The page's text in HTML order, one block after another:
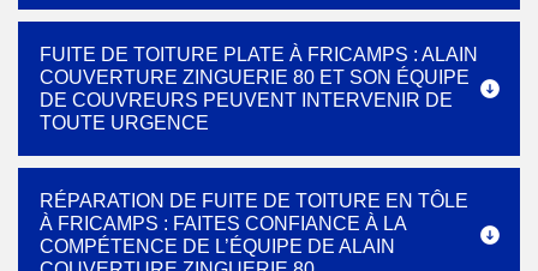
FUITE DE TOITURE PLATE À FRICAMPS : ALAIN
COUVERTURE ZINGUERIE 80 ET SON ÉQUIPE
DE COUVREURS PEUVENT INTERVENIR DE
TOUTE URGENCE
RÉPARATION DE FUITE DE TOITURE EN TÔLE
À FRICAMPS : FAITES CONFIANCE À LA
COMPÉTENCE DE L’ÉQUIPE DE ALAIN